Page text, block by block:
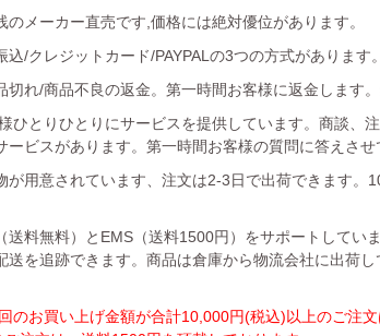
のメーカー直売です,価格には絶対優位があります。
込/クレジットカード/PAYPALの3つの方式があります。
切れ/商品不良の返金。第一時間お客様に返金します
ひとりひとりにサービスを提供しています。商談、
ビスがあります。第一時間お客様の質問に答えさせ
が用意されています、注文は2-3日で出荷できます
送料無料）とEMS（送料1500円）をサポートして
送を追跡できます。商品は倉庫から物流会社に出荷
のお買い上げ金額が合計10,000円(税込)以上のご注文